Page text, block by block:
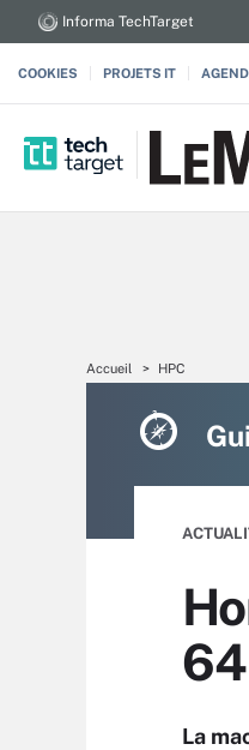
Informa TechTarget
COOKIES PROJETS IT
Accueil HPC
La